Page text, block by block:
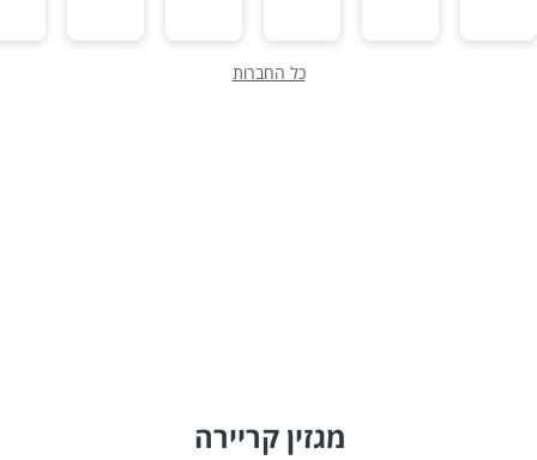
כל החברות
מגזין קריירה